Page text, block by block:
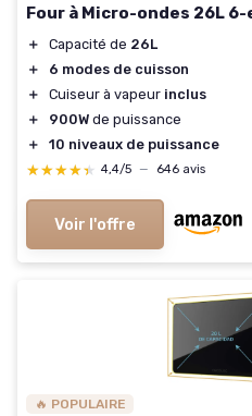
Four à Micro-ondes 26L 6-
＋ Capacité de 26L
＋
6 modes de cuisson
＋
Cuiseur à vapeur inclus
＋
900W de puissance
＋
10 niveaux de puissance
★★★★★
★★★★★ 4,4/5 — 646 avis
Voir l'offre
🔥 POPULAIRE